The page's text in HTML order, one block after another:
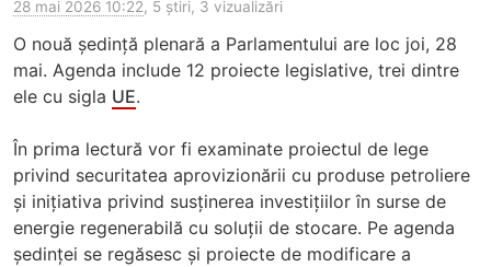
28 mai 2026 10:22, 5 știri, 3 vizualizări
O nouă ședință plenară a Parlamentului are loc joi, 28
mai. Agenda include 12 proiecte legislative, trei dintre
ele cu sigla UE.
În prima lectură vor fi examinate proiectul de lege
privind securitatea aprovizionării cu produse petroliere
și inițiativa privind susținerea investițiilor în surse de
energie regenerabilă cu soluții de stocare. Pe agenda
ședinței se regăsesc și proiecte de modificare a